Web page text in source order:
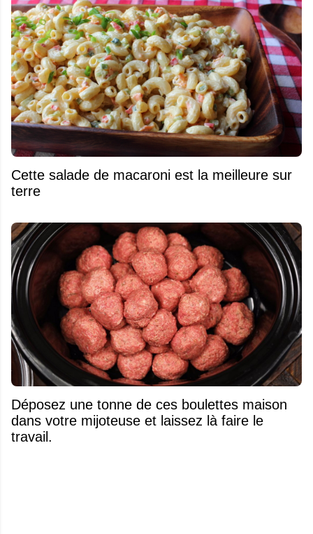
Cette salade de macaroni est la meilleure sur
terre
Déposez une tonne de ces boulettes maison
dans votre mijoteuse et laissez là faire le
travail.